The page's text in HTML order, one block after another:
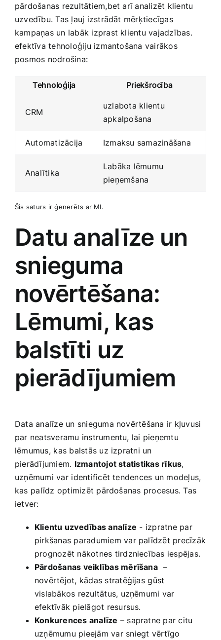
pārdošanas rezultātiem,bet arī analizēt klientu
uzvedību. Tas ļauj izstrādāt ‍mērķtiecīgas
kampaņas un labāk izprast klientu ​vajadzības.
efektīva tehnoloģiju​ izmantošana vairākos
posmos nodrošina:
Tehnoloģija Priekšrocība
CRM
uzlabota klientu
apkalpošana
Automatizācija Izmaksu samazināšana
Analītika
Labāka lēmumu
pieņemšana
Šis saturs ir ģenerēts ar MI.
Datu analīze un
snieguma
novērtēšana:⁤
Lēmumi, kas
balstīti ​uz
pierādījumiem
Data analīze un snieguma novērtēšana ‌ir kļuvusi⁢
par neatsveramu instrumentu, lai pieņemtu
lēmumus, ⁢kas balstās‌ uz izpratni un
pierādījumiem. Izmantojot statistikas ​rīkus,
uzņēmumi var ⁤identificēt tendences un modeļus,
kas⁣ palīdz optimizēt pārdošanas procesus. Tas
ietver:
Klientu uzvedības ‍analīze ⁣-‌ izpratne par
pirkšanas paradumiem var palīdzēt precīzāk
prognozēt nākotnes tirdzniecības iespējas.
Pārdošanas ​veiklības mērīšana⁣ –
novērtējot, kādas stratēģijas ⁢gūst
vislabākos rezultātus, uzņēmumi ⁢var
efektīvāk pielāgot resursus.
Konkurences analīze – sapratne par citu
uzņēmumu pieejām var sniegt vērtīgo